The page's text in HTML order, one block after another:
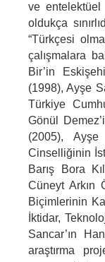
ve entelektüel
oldukça
“Türkçesi
çalışmalara
Bir’in
(1998), Ayşe
Türkiye
Gönül
(2005), Ayşe
Cinselliğinin
Barış Bora
Cüneyt Arkın
Biçimlerinin
İktidar,
Sancar’ın
araştırma